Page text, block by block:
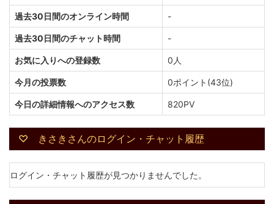
過去30日間のオンライン時間 -
過去30日間のチャット時間 -
お気に入りへの登録数 0人
今月の投票数 0ポイント(43位)
今日の詳細情報へのアクセス数 820PV
♡ きさきさんのログイン・チャット履歴
ログイン・チャット履歴が見つかりませんでした。